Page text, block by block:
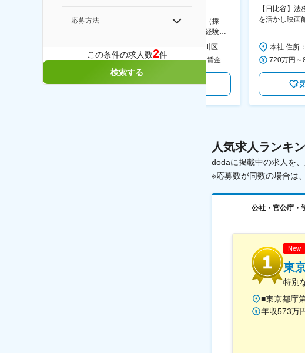
応募方法
この条件の求人数2件
検索する
ング領域）◆英語力を活か
600万円～1,200万円 ＜賃金形態＞ 月給制 ＜賃金内訳＞ 月額（基本給）：350,000円～500,000円 ＜月給＞ 350,000円～500,000円 ＜昇給有無＞ 有 ＜残業手当＞ 有 ＜給与補足＞ ※年収は経験や能力を考慮の上、当社規定により決定します。 賃金はあくまでも目安の金額であり、選考を通じて上下する可能性があります。 月給(月額)は固定手当を含めた表記です。
気になる
【伊藤忠グループ】人事（採
用・人材開発）◇実務未経験歓
迎！／リモート有／年休124日
／福利厚生充実◇
気になる
【日比谷】
を活かし映画
人気求人ランキ
dodaに掲載中の求人を
※応募数が同数の場合は
公社・官公庁・
New
東
特別